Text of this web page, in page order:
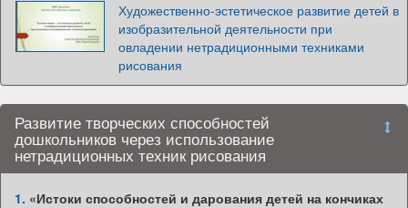
Художественно-эстетическое развитие детей в
изобразительной деятельности при
овладении нетрадиционными техниками
рисования
Развитие творческих способностей
дошкольников через использование
нетрадиционных техник рисования
1. «Истоки способностей и дарования детей на кончиках